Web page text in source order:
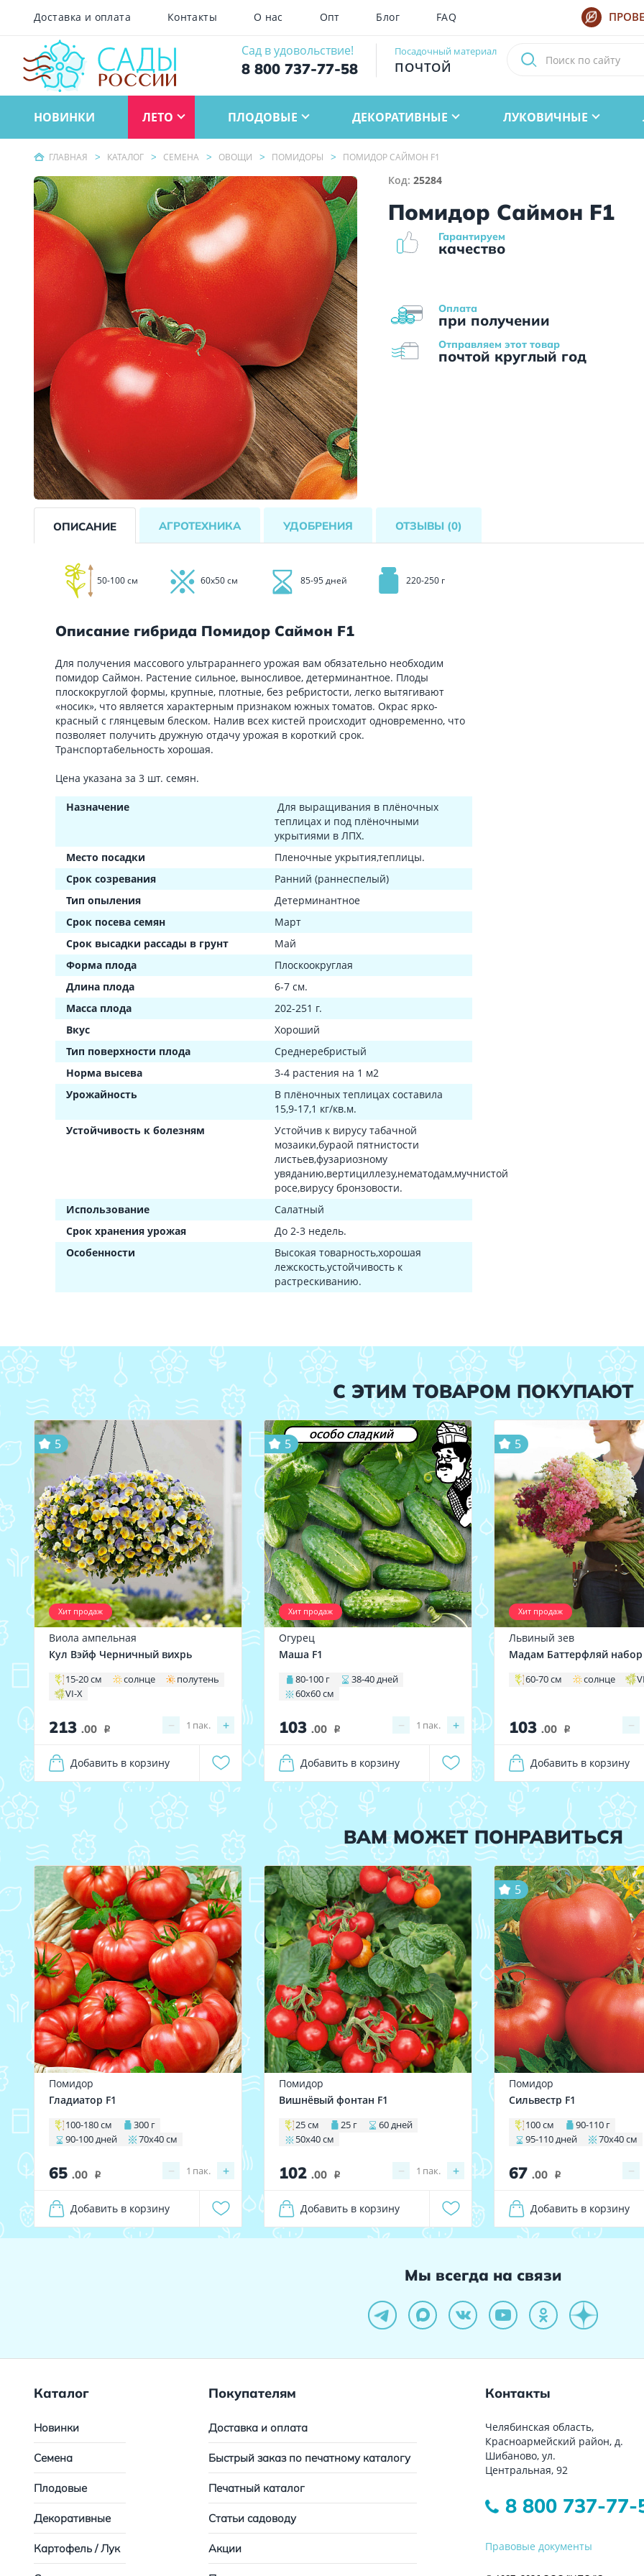
Доставка и оплата Контакты О нас Опт Блог FAQ
Сад в удовольствие!
8 800 737-77-58
Посадочный материал
ПОЧТОЙ
НОВИНКИ ЛЕТО ПЛОДОВЫЕ ДЕКОРАТИВНЫЕ ЛУКОВИЧНЫЕ
ГЛАВНАЯ КАТАЛОГ СЕМЕНА ОВОЩИ ПОМИДОРЫ ПОМИДОР САЙМОН F1
Код:25284
Помидор Саймон F1
Оплата
при получении
Гарантируем
качество
Отправляем этот товар
почтой круглый год
ОПИСАНИЕ АГРОТЕХНИКА УДОБРЕНИЯ ОТЗЫВЫ (0)
50-100 см 60х50 см 85-95 дней 220-250 г
Описание гибрида Помидор Саймон F1
Для получения массового ультрараннего урожая вам обязательно необходим
помидор Саймон. Растение сильное, выносливое, детерминантное. Плоды
плоскокруглой формы, крупные, плотные, без ребристости, легко вытягивают
«носик», что является характерным признаком южных томатов. Окрас ярко-
красный с глянцевым блеском. Налив всех кистей происходит одновременно, что
позволяет получить дружную отдачу урожая в короткий срок.
Транспортабельность хорошая.
Цена указана за 3 шт. семян.
Назначение
Для выращивания в плёночных
теплицах и под плёночными
укрытиями в ЛПХ.
Место посадки
Пленочные укрытия,теплицы.
Срок созревания
Ранний (раннеспелый)
Тип опыления
Детерминантное
Срок посева семян
Март
Срок высадки рассады в грунт
Май
Форма плода
Плоскоокруглая
Длина плода
6-7 см.
Масса плода
202-251 г.
Вкус
Хороший
Тип поверхности плода
Среднеребристый
Норма высева
3-4 растения на 1 м2
Урожайность
В плёночных теплицах составила
15,9-17,1 кг/кв.м.
Устойчивость к болезням
Устойчив к вирусу табачной
мозаики,бураой пятнистости
листьев,фузариозному
увяданию,вертициллезу,нематодам,мучнистой
росе,вирусу бронзовости.
Использование
Салатный
Срок хранения урожая
До 2-3 недель.
Особенности
Высокая товарность,хорошая
лежскость,устойчивость к
растрескиванию.
С ЭТИМ ТОВАРОМ ПОКУПАЮТ
Хит продаж
5
Виола ампельная
Кул Вэйф Черничный вихрь
15-20 см солнце
полутень
VI-X
213 .00 i − +
1 пак.
Добавить в корзину
особо сладкий
Хит продаж
5
Огурец
Маша F1
80-100 г
38-40 дней
60х60 см
103 .00 i − +
1 пак.
Добавить в корзину
Хит продаж
5
Львиный зев
Мадам Баттерфляй набор
60-70 см солнце
103 .00 i −
Добавить в корзину
ВАМ МОЖЕТ ПОНРАВИТЬСЯ
Помидор
Гладиатор F1
100-180 см
300 г
90-100 дней
70х40 см
65 .00 i − +
1 пак.
Добавить в корзину
Помидор
Вишнёвый фонтан F1
25 см 25 г
60 дней
50х40 см
102 .00 i − +
1 пак.
Добавить в корзину
5
Помидор
Сильвестр F1
100 см
90-110 г
95-110 дней
70х40 см
67 .00 i −
Добавить в корзину
Мы всегда на связи
Каталог
Новинки
Семена
Плодовые
Декоративные
Картофель / Лук
Покупателям
Доставка и оплата
Быстрый заказ по печатному каталогу
Печатный каталог
Статьи садоводу
Акции
Контакты
Челябинская область,
Красноармейский район, д.
Шибаново, ул.
Центральная, 92
8 800 737-77-
Правовые документы